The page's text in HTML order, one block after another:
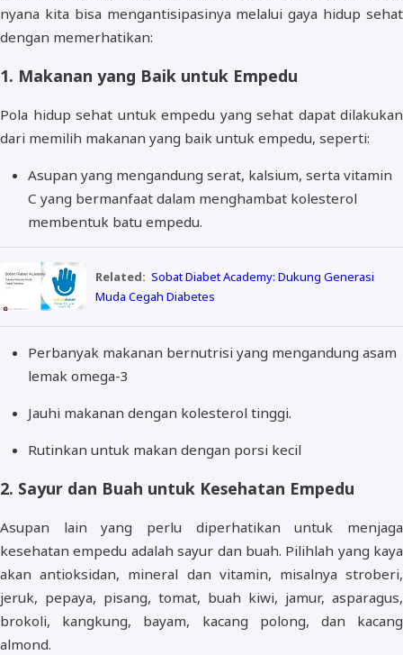
nyana kita bisa mengantisipasinya melalui gaya hidup sehat
dengan memerhatikan:
1. Makanan yang Baik untuk Empedu
Pola hidup sehat untuk empedu yang sehat dapat dilakukan
dari memilih makanan yang baik untuk empedu, seperti:
Asupan yang mengandung serat, kalsium, serta vitamin
C yang bermanfaat dalam menghambat kolesterol
membentuk batu empedu.
Related: Sobat Diabet Academy: Dukung Generasi
Muda Cegah Diabetes
Perbanyak makanan bernutrisi yang mengandung asam
lemak omega-3
Jauhi makanan dengan kolesterol tinggi.
Rutinkan untuk makan dengan porsi kecil
2. Sayur dan Buah untuk Kesehatan Empedu
Asupan lain yang perlu diperhatikan untuk menjaga
kesehatan empedu adalah sayur dan buah. Pilihlah yang kaya
akan antioksidan, mineral dan vitamin, misalnya stroberi,
jeruk, pepaya, pisang, tomat, buah kiwi, jamur, asparagus,
brokoli, kangkung, bayam, kacang polong, dan kacang
almond.